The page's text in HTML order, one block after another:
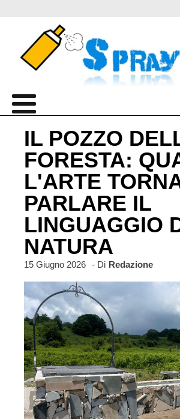
IL POZZO
FORESTA:
L'ARTE
PARLARE IL
LINGUAGGIO
NATURA
15 Giugno 2026 - Di Redazione